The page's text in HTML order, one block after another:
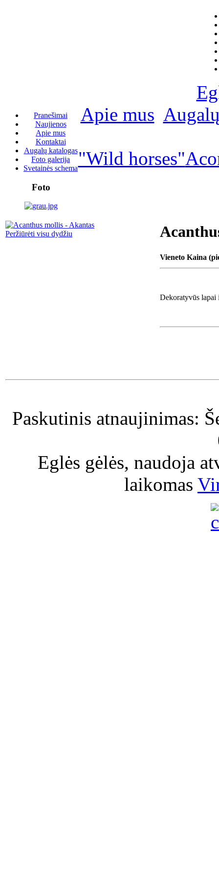
Pranešimai
Naujienos
Apie mus
Kontaktai
Augalų katalogas
Foto galerija
Svetainės schema
Foto
Apie mus
"Wild horses"
Peržiūrėti visu dydžiu
Vieneto Kaina
Dekoratyvūs
Paskutinis atnaujinimas:
Eglės gėlės, naudoja
laikomas